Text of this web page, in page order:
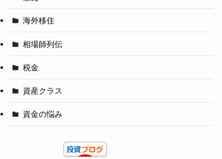
海外移住
相場師列伝
税金
資産クラス
資金の悩み